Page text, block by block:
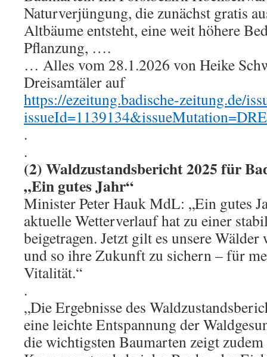
Naturverjüngung, die zunächst gratis
Altbäume entsteht, eine weit höhere
Pflanzung, ….
… Alles vom 28.1.2026 von Heike
Dreisamtäler auf
https://ezeitung.badische-zeitung.de/
.
.
(2) Waldzustandsbericht 2025 für
„Ein gutes Jahr“
Minister Peter Hauk MdL: „Ein gutes
aktuelle Wetterverlauf hat zu einer
beigetragen. Jetzt gilt es unsere
und so ihre Zukunft zu sichern – für
Vitalität.“
.
„Die Ergebnisse des
eine leichte Entspannung der
die wichtigsten Baumarten zeigt zudem